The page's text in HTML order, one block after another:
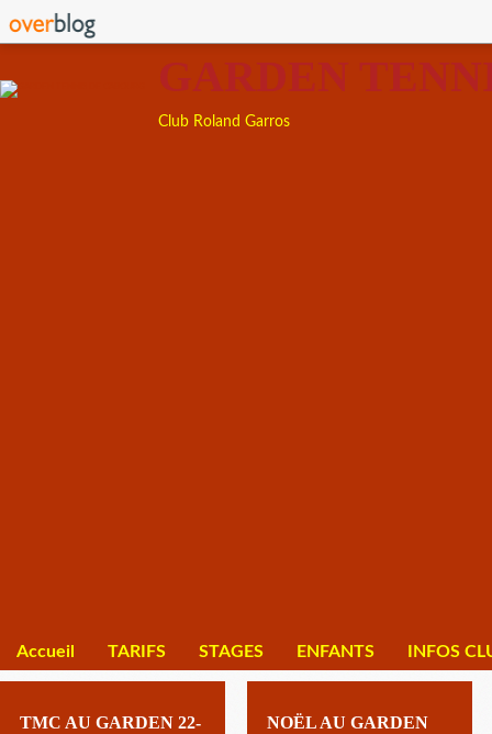
GARDEN
Club Roland Garros
Accueil TARIFS STAGES ENFANTS INFOS
TMC AU GARDEN 22-
NOËL AU GARDEN